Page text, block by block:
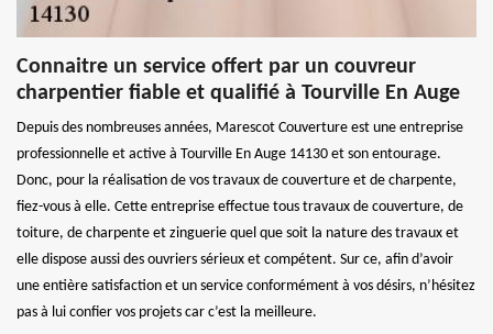
Connaitre un service offert par un couvreur
charpentier fiable et qualifié à Tourville En Auge
Depuis des nombreuses années, Marescot Couverture est une entreprise
professionnelle et active à Tourville En Auge 14130 et son entourage.
Donc, pour la réalisation de vos travaux de couverture et de charpente,
fiez-vous à elle. Cette entreprise effectue tous travaux de couverture, de
toiture, de charpente et zinguerie quel que soit la nature des travaux et
elle dispose aussi des ouvriers sérieux et compétent. Sur ce, afin d’avoir
une entière satisfaction et un service conformément à vos désirs, n’hésitez
pas à lui confier vos projets car c’est la meilleure.